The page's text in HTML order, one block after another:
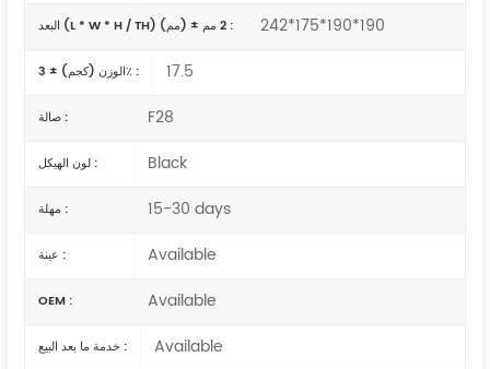
البعد (L * W * H / TH) (مم) ± 2 مم : 242*175*190*190
الوزن (كجم) ± 3٪ : 17.5
صالة : F28
لون الهيكل : Black
مهلة : 15-30 days
عينة : Available
OEM : Available
خدمة ما بعد البيع : Available